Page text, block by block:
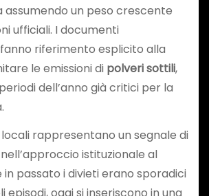
un peso crescente
ufficiali. I documenti
riferimento esplicito alla
le emissioni di polveri sottili,
dell’anno già critici per la
rappresentano un segnale di
istituzionale al
in passato i divieti erano sporadici
episodi, oggi si inseriscono in una